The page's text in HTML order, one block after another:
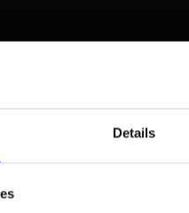
Details
en gebruiken